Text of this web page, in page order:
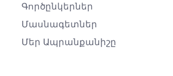
Գործընկերներ
Մասնագետներ
Մեր Ապրանքանիշը